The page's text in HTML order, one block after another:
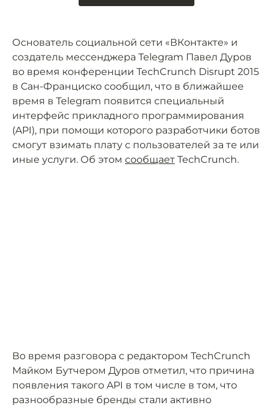
Основатель социальной сети «ВКонтакте» и
создатель мессенджера Telegram Павел Дуров
во время конференции TechCrunch Disrupt 2015
в Сан-Франциско сообщил, что в ближайшее
время в Telegram появится специальный
интерфейс прикладного программирования
(API), при помощи которого разработчики ботов
смогут взимать плату с пользователей за те или
иные услуги. Об этом сообщает TechCrunch.
Во время разговора с редактором TechCrunch
Майком Бутчером Дуров отметил, что причина
появления такого API в том числе в том, что
разнообразные бренды стали активно